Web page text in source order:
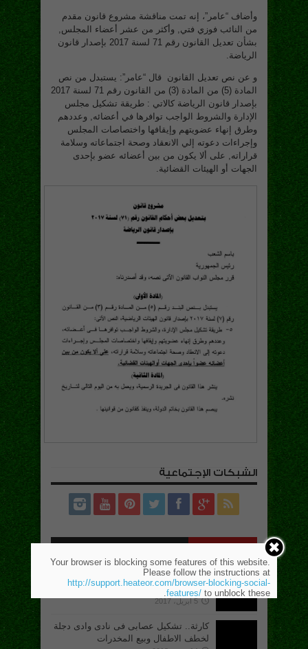
وأضاف “عامر”، إنه تمت مناقشة مشروع قانون مقدم
من النائب فوزي فتي, وأكثر من عشر أعضاء المجلس,
بشأن تعديل القانون رقم 71 لسنة 2017 بإصدار قانون
الرياضة.
و عن نص تعديل القانون قال “عامر”: يستبدل من نص
المادة (5) من المادة (3) من القانون رقم 71 لسنة 2017
بإصدار قانون الرياضة كالاتي : طريقة تشكيل مجلس
الإدارة والشروط الواجب توافرها في أعضائه, وعددهم
وطرق إنهاء عضويتهم وإيقافها واختصاصات المجلس
وإجراءات دعوته إلي الانعقاد وصحة اجتماعاته وسلامة
قراراته, على ألا يكون من بين أعضائه عضو بإحدى
الجهات أو الهيئات القضائية.
الشبكات الإجتماعية
أسعار اشتراكات أشهر الأندية فى مصر
لعام 2020/2019
5 أبريل، 2017
كارثة.. تشكيل عصابى فى نادى وادى دجلة
لخطف الاطفال وبيع المخدرات
Your browser is blocking some features of this website.
Please follow the instructions at
http://support.heateor.com/browser-blocking-social-
features/ to unblock these.